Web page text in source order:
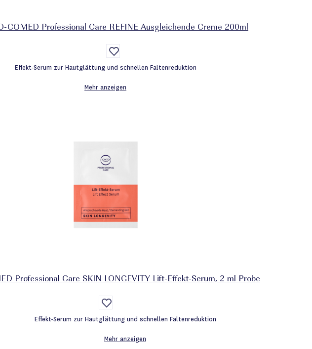
COMED Professional Care REFINE Ausgleichende Creme 200ml
Auf
die
Wunschliste
Effekt-Serum zur Hautglättung und schnellen Faltenreduktion
Mehr anzeigen
Professional Care SKIN LONGEVITY Lift-Effekt-Serum, 2 ml Probe
Auf
die
Wunschliste
Effekt-Serum zur Hautglättung und schnellen Faltenreduktion
Mehr anzeigen